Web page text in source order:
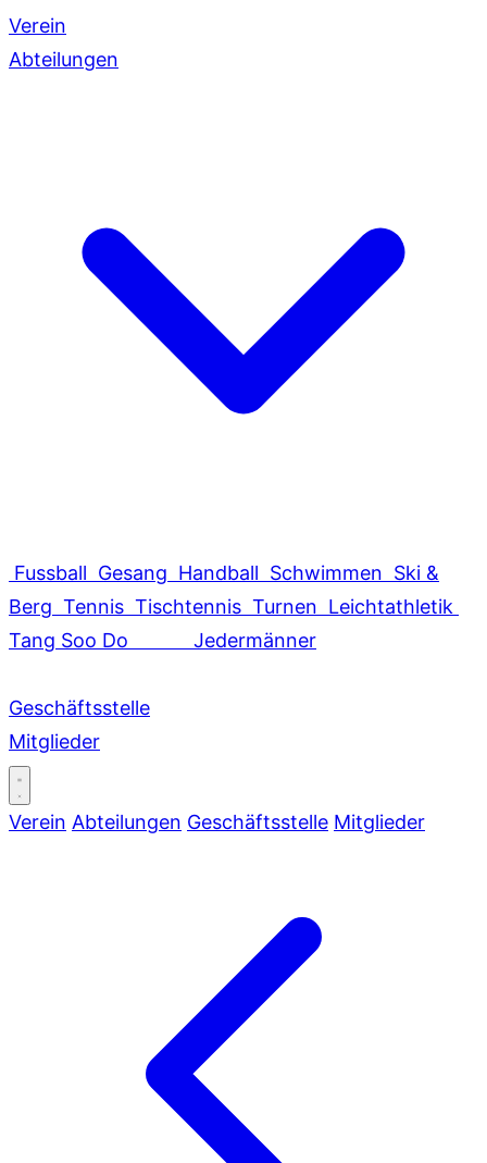
Verein
Abteilungen
Fussball Gesang Handball Schwimmen Ski &
Berg Tennis Tischtennis Turnen Leichtathletik
Tang Soo Do
Jedermänner
Geschäftsstelle
Mitglieder
Verein Abteilungen Geschäftsstelle Mitglieder